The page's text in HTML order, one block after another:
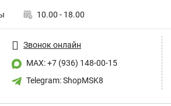
10.00 - 18.00
Звонок онлайн
MAX: +7 (936) 148-00-15
Telegram: ShopMSK8